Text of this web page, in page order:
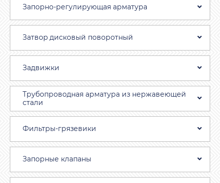
Запорно-регулирующая арматура
Затвоp дискoвый пoвoротный
Задвижки
Трубопроводная aрматура из нержавеющей
стали
Фильтры-грязевики
Запорные клапаны